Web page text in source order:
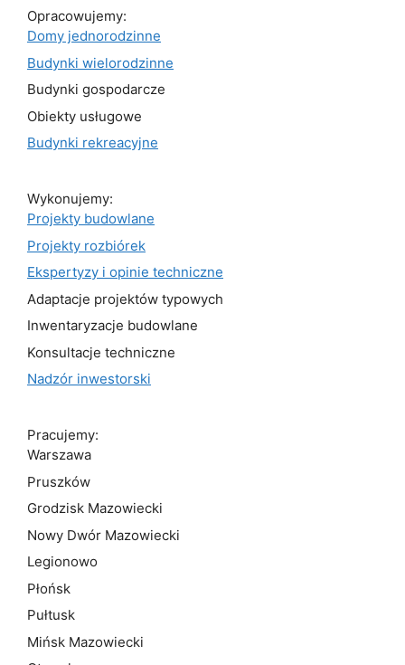
Opracowujemy:
Domy jednorodzinne
Budynki wielorodzinne
Budynki gospodarcze
Obiekty usługowe
Budynki rekreacyjne
Wykonujemy:
Projekty budowlane
Projekty rozbiórek
Ekspertyzy i opinie techniczne
Adaptacje projektów typowych
Inwentaryzacje budowlane
Konsultacje techniczne
Nadzór inwestorski
Pracujemy:
Warszawa
Pruszków
Grodzisk Mazowiecki
Nowy Dwór Mazowiecki
Legionowo
Płońsk
Pułtusk
Mińsk Mazowiecki